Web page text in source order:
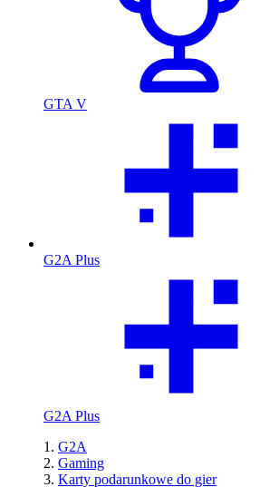
GTA V
G2A Plus
G2A Plus
G2A
Gaming
Karty podarunkowe do gier